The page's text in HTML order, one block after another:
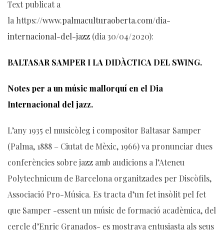
Text publicat a
la https://www.palmaculturaoberta.com/dia-
internacional-del-jazz (dia 30/04/2020):
BALTASAR SAMPER I LA DIDÀCTICA DEL SWING.
Notes per a un músic mallorquí en el Dia
Internacional del jazz.
L’any 1935 el musicòleg i compositor Baltasar Samper
(Palma, 1888 – Ciutat de Mèxic, 1966) va pronunciar dues
conferències sobre jazz amb audicions a l’Ateneu
Polytechnicum de Barcelona organitzades per Discòfils,
Associació Pro-Música. Es tracta d’un fet insòlit pel fet
que Samper -essent un músic de formació acadèmica, del
cercle d’Enric Granados- es mostrava entusiasta als seus